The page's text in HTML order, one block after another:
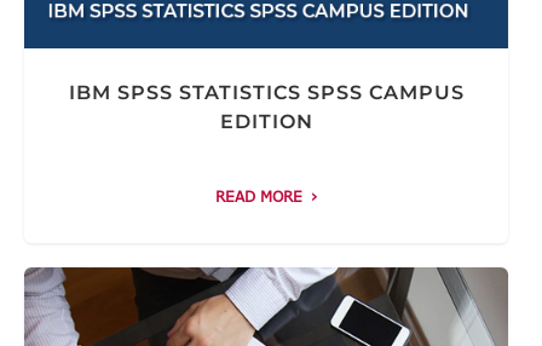
IBM SPSS STATISTICS SPSS CAMPUS
EDITION
READ MORE